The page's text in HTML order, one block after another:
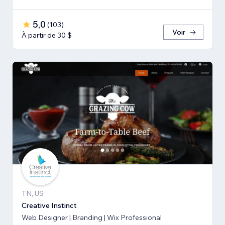
5,0 (103)
À partir de 30 $
Voir
TN, US
Creative Instinct
Web Designer | Branding | Wix Professional